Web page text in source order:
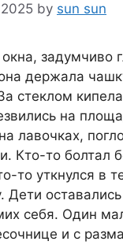
by sun sun
задумчиво
держала
стеклом
на
лавочках,
Кто-то болтал
то уткнулся в
Дети
себя. Один
и с